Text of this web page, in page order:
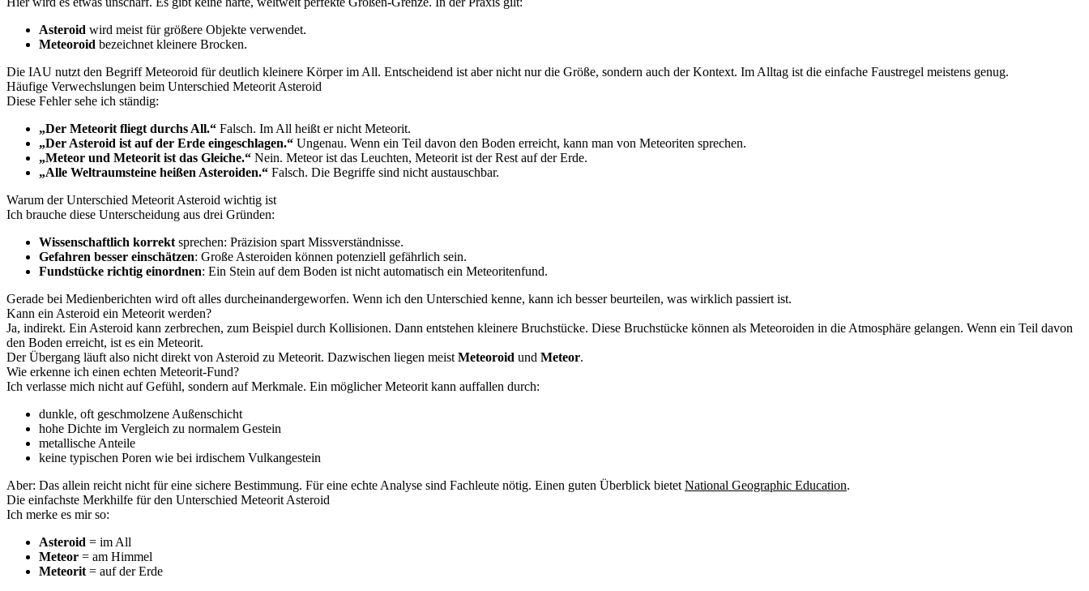
Asteroid wird meist für größere Objekte verwendet.
Meteoroid bezeichnet kleinere Brocken.
Die IAU nutzt den Begriff Meteoroid für deutlich kleinere Körper im All. Entscheidend ist aber nicht nur die Größe, sondern auch der Kontext. Im Alltag ist die einfache Faustregel meistens genug.
Häufige Verwechslungen beim Unterschied Meteorit Asteroid
Diese Fehler sehe ich ständig:
„Der Meteorit fliegt durchs All.“ Falsch. Im All heißt er nicht Meteorit.
„Der Asteroid ist auf der Erde eingeschlagen.“ Ungenau. Wenn ein Teil davon den Boden erreicht, kann man von Meteoriten sprechen.
„Meteor und Meteorit ist das Gleiche.“ Nein. Meteor ist das Leuchten, Meteorit ist der Rest auf der Erde.
„Alle Weltraumsteine heißen Asteroiden.“ Falsch. Die Begriffe sind nicht austauschbar.
Warum der Unterschied Meteorit Asteroid wichtig ist
Ich brauche diese Unterscheidung aus drei Gründen:
Wissenschaftlich korrekt sprechen: Präzision spart Missverständnisse.
Gefahren besser einschätzen: Große Asteroiden können potenziell gefährlich sein.
Fundstücke richtig einordnen: Ein Stein auf dem Boden ist nicht automatisch ein Meteoritenfund.
Gerade bei Medienberichten wird oft alles durcheinandergeworfen. Wenn ich den Unterschied kenne, kann ich besser beurteilen, was wirklich passiert ist.
Kann ein Asteroid ein Meteorit werden?
Ja, indirekt. Ein Asteroid kann zerbrechen, zum Beispiel durch Kollisionen. Dann entstehen kleinere Bruchstücke. Diese Bruchstücke können als Meteoroiden in die Atmosphäre gelangen. Wenn ein Teil davon
den Boden erreicht, ist es ein Meteorit.
Der Übergang läuft also nicht direkt von Asteroid zu Meteorit. Dazwischen liegen meist Meteoroid und Meteor.
Wie erkenne ich einen echten Meteorit-Fund?
Ich verlasse mich nicht auf Gefühl, sondern auf Merkmale. Ein möglicher Meteorit kann auffallen durch:
dunkle, oft geschmolzene Außenschicht
hohe Dichte im Vergleich zu normalem Gestein
metallische Anteile
keine typischen Poren wie bei irdischem Vulkangestein
Aber: Das allein reicht nicht für eine sichere Bestimmung. Für eine echte Analyse sind Fachleute nötig. Einen guten Überblick bietet National Geographic Education.
Die einfachste Merkhilfe für den Unterschied Meteorit Asteroid
Ich merke es mir so:
Asteroid = im All
Meteor = am Himmel
Meteorit = auf der Erde